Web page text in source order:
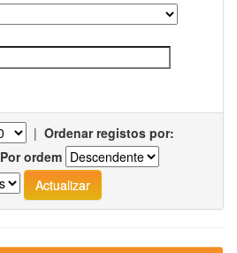
| Ordenar registos por:
Por ordem